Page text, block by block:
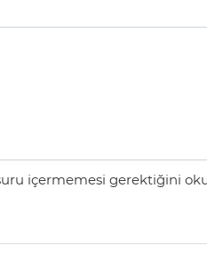
içermemesi gerektiğini